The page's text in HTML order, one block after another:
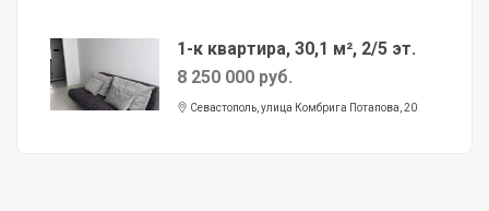
1-к квартира, 30,1 м², 2/5 эт.
8 250 000 руб.
Севастополь, улица Комбрига Потапова, 20